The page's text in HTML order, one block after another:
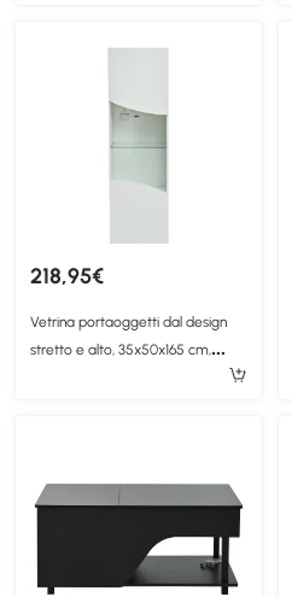
218,95€
Vetrina portaoggetti dal design
stretto e alto, 35x50x165 cm,